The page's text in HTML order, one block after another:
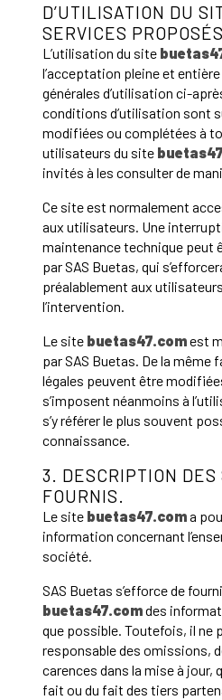
D’UTILISATION DU
SERVICES
L’utilisation du site
l’acceptation pleine et
générales d’utilisation ci-
conditions d’utilisation sont
modifiées ou complétées à
utilisateurs du site
invités à les consulter de
Ce site est normalement
aux utilisateurs. Une
maintenance technique peut
par SAS Buetas, qui
préalablement aux
l’intervention.
Le site buetas47.comest
par SAS Buetas. De la même
légales peuvent être
s’imposent néanmoins à
s’y référer le plus souvent
connaissance.
3. DESCRIPTION DES
FOURNIS.
Le site buetas47.coma
information concernant
société.
SAS Buetas s’efforce de
buetas47.comdes
que possible. Toutefois, il ne
responsable des omissions,
carences dans la mise à jour,
fait ou du fait des tiers